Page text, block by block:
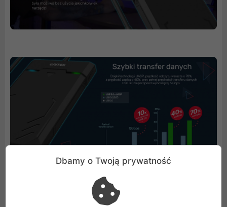
Dbamy o Twoją prywatność